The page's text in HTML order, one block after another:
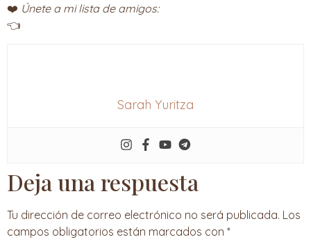
❤️ Únete a mi lista de amigos:
👈
Sarah Yuritza
Deja una respuesta
Tu dirección de correo electrónico no será publicada. Los
campos obligatorios están marcados con *